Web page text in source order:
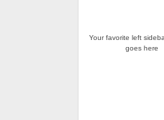
Your favorite left
goes here